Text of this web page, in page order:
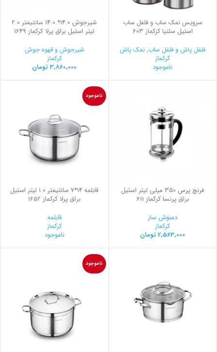
سرویس نمک ساب و فلفل ساب
استیل سلتیا کرکماز 603
فلفل پاش و فلفل ساب,نمک پاش
کرکماز
ناموجود
شیرجوش 14.0*.14.0 سانتیمتر 2.0
لیتر استیل براق پرلا کرکماز 1649
شیرجوش و قهوه جوش
کرکماز
3,860,000 تومان
فرنچ پرس 350 میلی لیتر استیل
براق پرنسا کرکماز 611
دمنوش ساز
کرکماز
2,563,000 تومان
ناموجود
قابلمه 14*7 سانتیمتر 1.0 لیتر استیل
براق پرلا کرکماز 1652
قابلمه
کرکماز
ناموجود
ناموجود